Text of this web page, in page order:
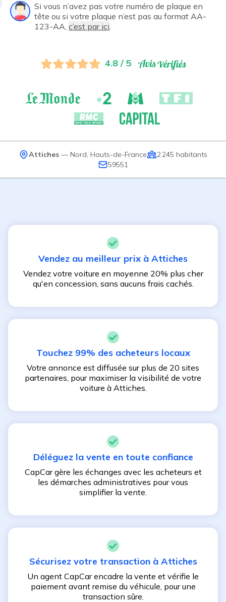
Si vous n’avez pas votre numéro de plaque en
tête ou si votre plaque n’est pas au format AA-
123-AA, c’est par ici
4.8 / 5
Attiches — Nord Hauts-de-France 2 245 habitants
59551
Vendez au meilleur prix à Attiches
Vendez votre voiture en moyenne 20% plus cher
qu'en concession, sans aucuns frais cachés.
Touchez 99% des acheteurs locaux
Votre annonce est diffusée sur plus de 20 sites
partenaires, pour maximiser la visibilité de votre
voiture à Attiches.
Déléguez la vente en toute confiance
CapCar gère les échanges avec les acheteurs et
les démarches administratives pour vous
simplifier la vente.
Sécurisez votre transaction à Attiches
Un agent CapCar encadre la vente et vérifie le
paiement avant remise du véhicule, pour une
transaction sûre.